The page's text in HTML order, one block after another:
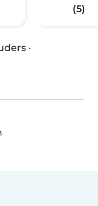
(5)
·